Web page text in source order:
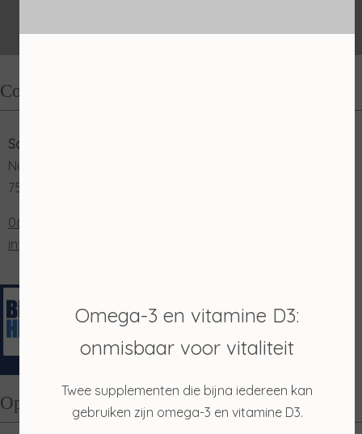
Contact
Salon Merian
Nordhornsestraat 131
7591 NN Denekamp
0653202048
info@salonmerian.nl
Openingstijden
Omega-3 en vitamine D3:
onmisbaar voor vitaliteit
Twee supplementen die bijna iedereen kan
gebruiken zijn omega-3 en vitamine D3.